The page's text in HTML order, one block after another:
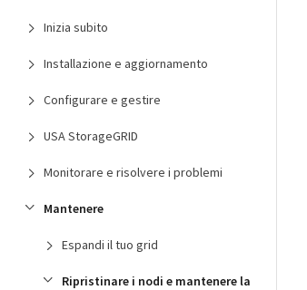
Inizia subito
Installazione e aggiornamento
Configurare e gestire
USA StorageGRID
Monitorare e risolvere i problemi
Mantenere
Espandi il tuo grid
Ripristinare i nodi e mantenere la